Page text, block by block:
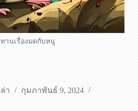
านเรื่องมดกับหนู
า
กุมภาพันธ์ 9, 2024